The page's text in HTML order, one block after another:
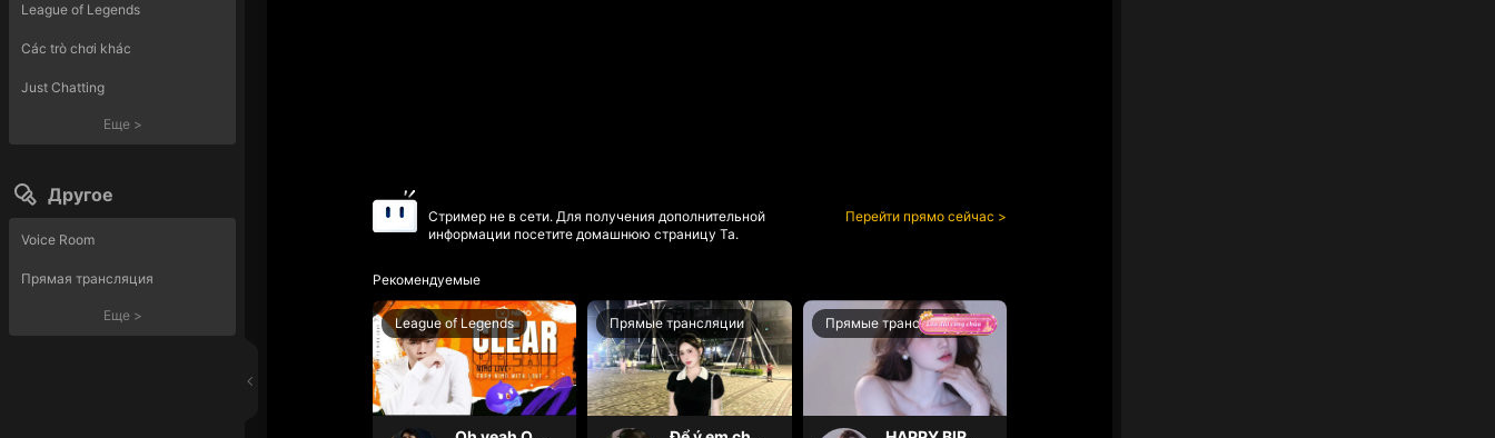
League of Legends
Các trò chơi khác
Just Chatting
Еще>
Другое
Voice Room
Прямая трансляция
Еще>
Стример не в сети. Для получения дополнительной
информации посетите домашнюю страницу Та.
Перейти прямо сейчас
Рекомендуемые
League of Legends Прямые трансляции Прямые трансляции